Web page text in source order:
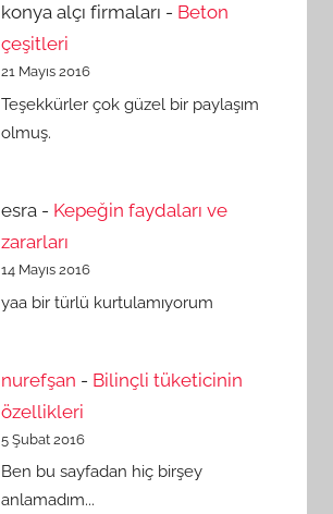
konya alçı firmaları - Beton
çeşitleri
21 Mayıs 2016
Teşekkürler çok güzel bir paylaşım
olmuş.
esra- Kepeğin faydaları ve
zararları
14 Mayıs 2016
yaa bir türlü kurtulamıyorum
nurefşan - Bilinçli tüketicinin
özellikleri
5 Şubat 2016
Ben bu sayfadan hiç birşey
anlamadım...